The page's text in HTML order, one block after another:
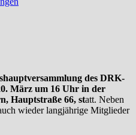
des DRK-
März um 16 Uhr in der
Hauptstraße 66, statt. Neben
wieder langjährige Mitglieder